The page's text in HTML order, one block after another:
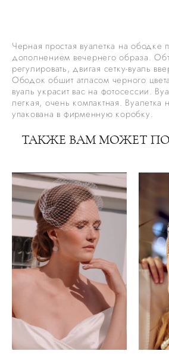
Черная простая вуалетка на ободке
дополнением вечернего образа.
регулировать, двигая сетку-вуаль
Ободок обшит атласом черного
вуаль украсит вас на фотосессии.
легкая, очень компактная.
упакована в фирменную коробку.
ТАКЖЕ ВАМ МОЖЕТ